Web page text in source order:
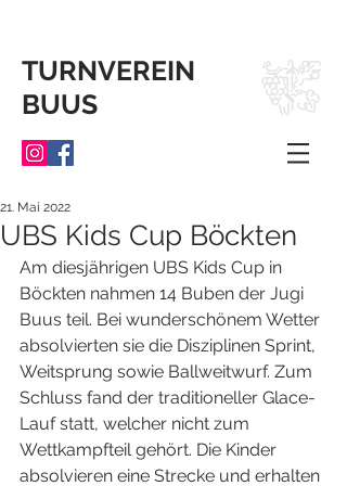
TURNVEREIN
BUUS
UBS Kids Cup Böckten
21. Mai 2022
Am diesjährigen UBS Kids Cup in
Böckten nahmen 14 Buben der Jugi
Buus teil. Bei wunderschönem Wetter
absolvierten sie die Disziplinen Sprint,
Weitsprung sowie Ballweitwurf. Zum
Schluss fand der traditioneller Glace-
Lauf statt, welcher nicht zum
Wettkampfteil gehört. Die Kinder
absolvieren eine Strecke und erhalten